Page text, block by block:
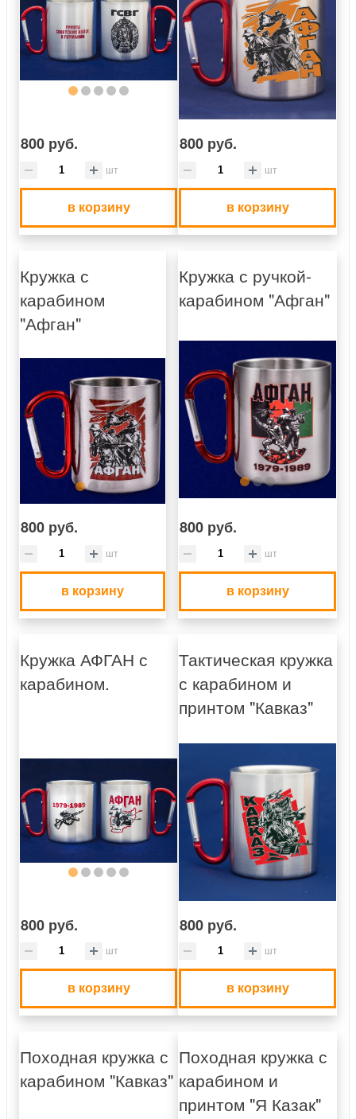
800 руб.
шт
в корзину
800 руб.
шт
в корзину
Кружка с
карабином
"Афган"
800 руб.
шт
в корзину
Кружка с ручкой-
карабином "Афган"
800 руб.
шт
в корзину
Кружка АФГАН с
карабином.
800 руб.
шт
в корзину
Тактическая кружка
с карабином и
принтом "Кавказ"
800 руб.
шт
в корзину
Походная кружка с
карабином "Кавказ"
Походная кружка с
карабином и
принтом "Я Казак"